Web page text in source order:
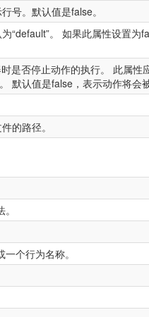
号。默认值是false。
“default”。 如果此属性设置为
是否停止动作的执行。 此属性
默认值是false，表示动作将会被
的路径。
个行为名称。